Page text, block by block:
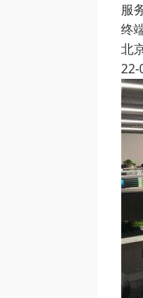
服
终
北
22-